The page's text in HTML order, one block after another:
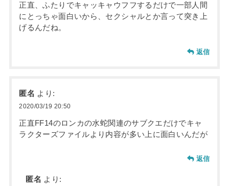
正直、ふたりでキャッキャウフフするだけで一部人間
にとっちゃ面白いから、セクシャルとか言って突き上
げるんだね。
返信
匿名 より:
2020/03/19 20:50
正直FF14のロンカの水蛇関連のサブクエだけでキャ
ラクターズファイルより内容が多い上に面白いんだが
返信
匿名 より: